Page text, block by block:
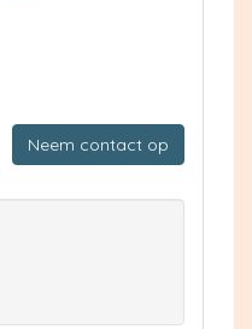
Neem contact op